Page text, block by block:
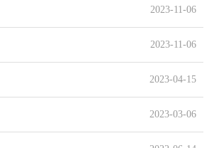
2023-11-06
2023-11-06
2023-04-15
2023-03-06